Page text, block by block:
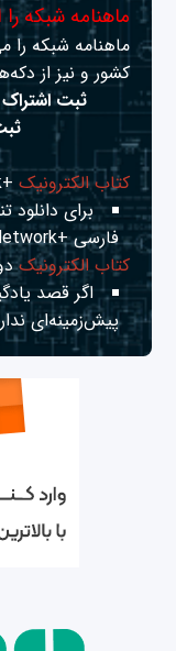
ماهنامه شبکه
ماهنامه شبکه را
کشور و نیز از
ثبت
کتاب الکترونیک+Network راهنمای شبکه‌ها
برای دانلود
فارسی +Network
کتاب الکترونیک
اگر قصد
پیش‌زمینه‌ای